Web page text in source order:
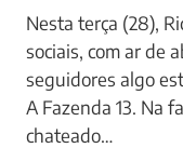
Nesta terça (28),
sociais, com ar de
seguidores algo
A Fazenda 13. Na
chateado…